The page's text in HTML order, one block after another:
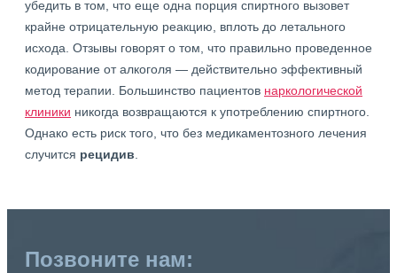
убедить в том, что еще одна порция спиртного вызовет
крайне отрицательную реакцию, вплоть до летального
исхода. Отзывы говорят о том, что правильно проведенное
кодирование от алкоголя — действительно эффективный
метод терапии. Большинство пациентов наркологической
клиники никогда возвращаются к употреблению спиртного.
Однако есть риск того, что без медикаментозного лечения
случится рецидив
Позвоните нам: